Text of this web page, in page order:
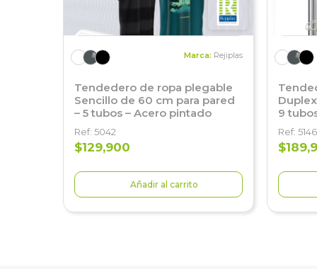
Marca: Rejiplas
Tendedero de ropa plegable
Sencillo de 60 cm para pared
– 5 tubos – Acero pintado
Ref: 5042
$129,900
Añadir al carrito
9
Ref: 5146